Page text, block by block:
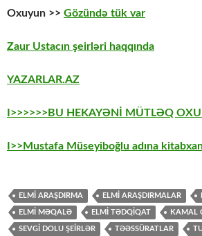
Oxuyun >> Gözündə tük var
Zaur Ustacın şeirləri haqqında
YAZARLAR.AZ
I>>>>>>BU HEKAYƏNİ MÜTLƏQ
I>>Mustafa Müseyiboğlu adına
ELMI ARAŞDIRMA ELMI ARAŞDIRMALAR
ELMİ MƏQALƏ ELMI TƏDQIQAT KAMAL
SEVGI DOLU ŞEIRLƏR TƏƏSSÜRATLAR